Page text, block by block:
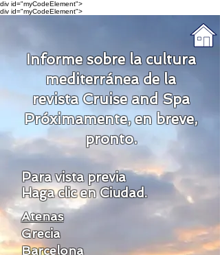
div id="myCodeElement">
div id="myCodeElement">
Informe sobre la cultura
mediterránea de la
revista Cruise and Spa
Próximamente, en breve,
pronto.
Para vista previa
Haga clic en Ciudad.
Atenas
Grecia
Barcelona